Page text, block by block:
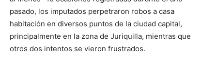
pasado, los imputados perpetraron robos a casa
habitación en diversos puntos de la ciudad capital,
principalmente en la zona de Juriquilla, mientras que
otros dos intentos se vieron frustrados.